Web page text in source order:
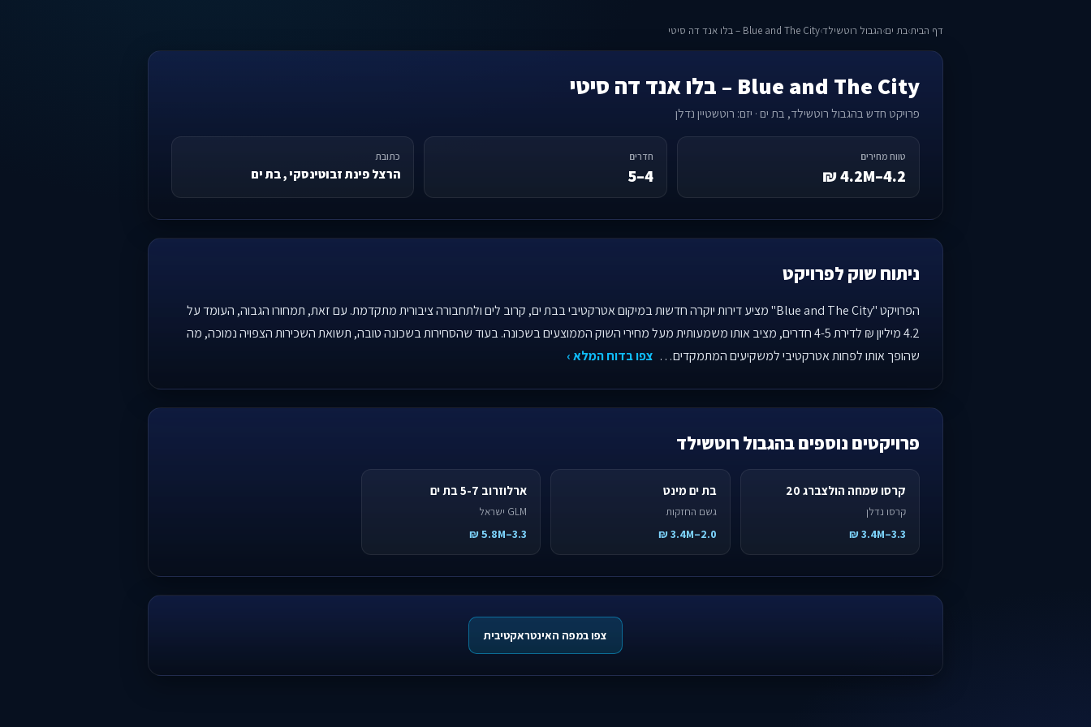
דף הבית›בת ים›הגבול רוטשילד›Blue and The City – בלו אנד דה סיטי
Blue and The City – בלו אנד דה סיטי
פרויקט חדש בהגבול רוטשילד, בת ים · יזם: רוטשטיין נדלן
טווח מחירים
4.2–4.2M ₪
חדרים
4–5
כתובת
הרצל פינת זבוטינסקי , בת ים
ניתוח שוק לפרויקט
הפרויקט "Blue and The City" מציע דירות יוקרה חדשות במיקום אטרקטיבי בבת ים, קרוב לים ולתחבורה ציבורית מתקדמת. עם זאת, תמחורו הגבוה, העומד על
4.2 מיליון ₪ לדירת 4-5 חדרים, מציב אותו משמעותית מעל מחירי השוק הממוצעים בשכונה. בעוד שהסחירות בשכונה טובה, תשואת השכירות הצפויה נמוכה, מה
שהופך אותו לפחות אטרקטיבי למשקיעים המתמקדים… צפו בדוח המלא ›
פרויקטים נוספים בהגבול רוטשילד
קרסו שמחה הולצברג 20
קרסו נדלן
3.3–3.4M ₪
בת ים מינט
גשם החזקות
2.0–3.4M ₪
ארלוזרוב 5-7 בת ים
GLM ישראל
3.3–5.8M ₪
צפו במפה האינטראקטיבית